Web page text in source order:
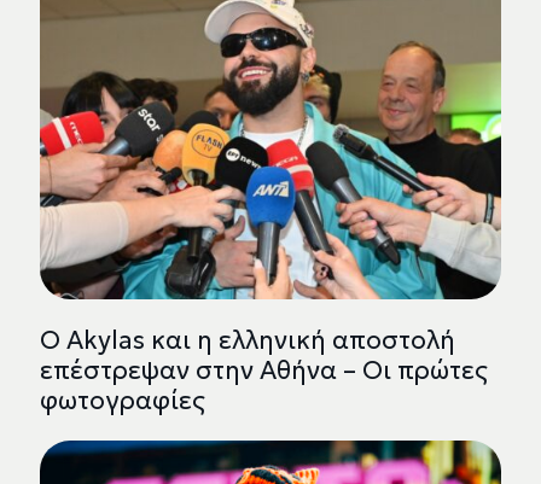
Ο Akylas και η ελληνική αποστολή
επέστρεψαν στην Αθήνα – Οι πρώτες
φωτογραφίες